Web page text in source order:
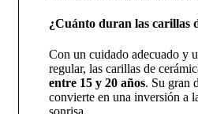
¿Cuánto duran las carillas
Con un cuidado adecuado y
regular, las carillas de
entre 15 y 20 años. Su gran
convierte en una inversión a